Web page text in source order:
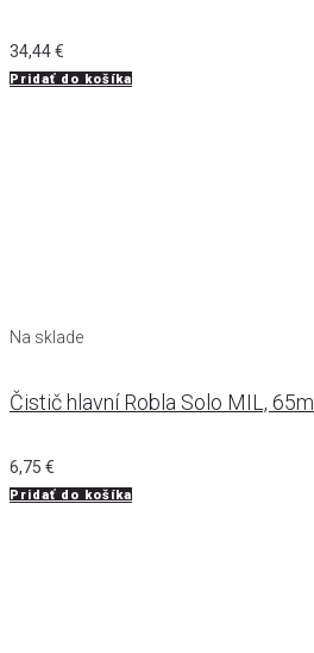
34,44€
Pridať do košíka
Na sklade
Čistič hlavní Robla Solo MIL, 65ml
6,75 €
Pridať do košíka